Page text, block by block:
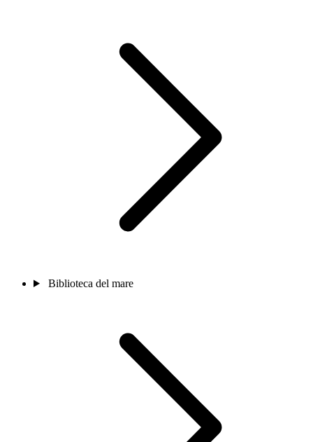
Biblioteca del mare